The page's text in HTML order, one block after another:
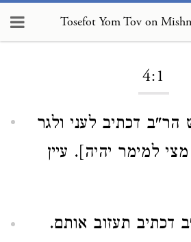
Tosefot Yom Tov on
4:1
הר"ב דכתיב לעני ולגר
למימר יהיה]. עיין
דכתיב תעזוב אותם.